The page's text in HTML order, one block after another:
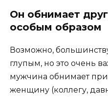
Он обнимает
особым образом
Возможно,
глупым, но это очень
мужчина обнимает
женщину (коллегу,